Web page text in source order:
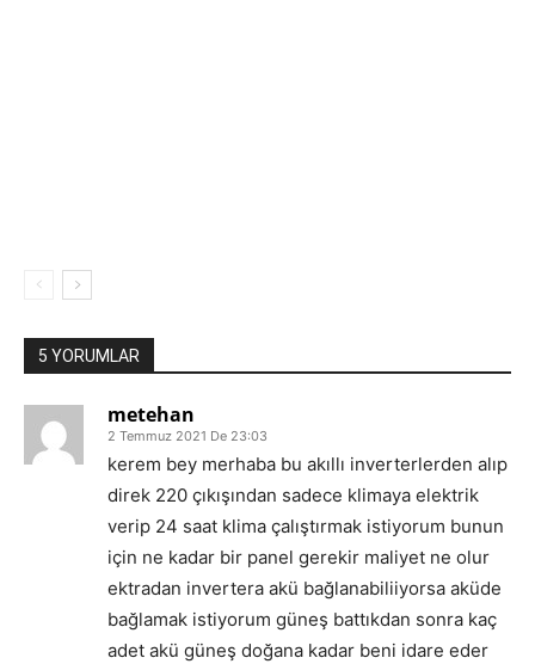
5 YORUMLAR
metehan
2 Temmuz 2021 De 23:03
kerem bey merhaba bu akıllı inverterlerden alıp
direk 220 çıkışından sadece klimaya elektrik
verip 24 saat klima çalıştırmak istiyorum bunun
için ne kadar bir panel gerekir maliyet ne olur
ektradan invertera akü bağlanabiliiyorsa aküde
bağlamak istiyorum güneş battıkdan sonra kaç
adet akü güneş doğana kadar beni idare eder